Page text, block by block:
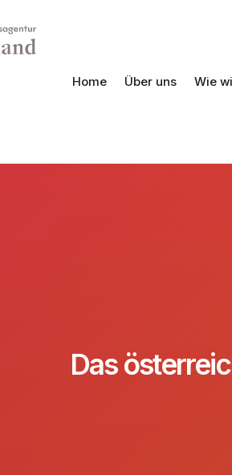
Home Über uns Wie
Das